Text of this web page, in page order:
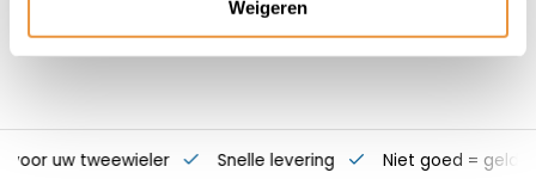
Weigeren
voor uw tweewieler Snelle levering Niet goed = geld